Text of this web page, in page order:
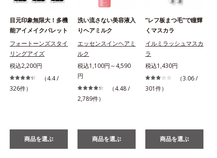
目元印象無限大！多機
能アイメイクパレット
フォートーンズスタイ
リングアイズ
税込2,200円
（4.4 /
326件）
商品を選ぶ
洗い流さない美容液入
りヘアミルク
エッセンスインヘアミ
ルク
税込1,100円～4,590
円
（4.48 /
2,789件）
商品を選ぶ
“レフ板まつ毛”で瞳輝
くマスカラ
イルミラッシュマスカ
ラ
税込1,430円
（3.06 /
301件）
商品を選ぶ